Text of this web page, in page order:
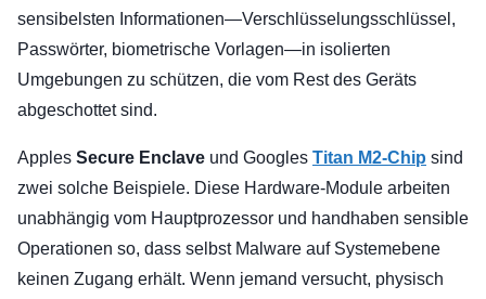
sensibelsten Informationen—Verschlüsselungsschlüssel,
Passwörter, biometrische Vorlagen—in isolierten
Umgebungen zu schützen, die vom Rest des Geräts
abgeschottet sind.
Apples Secure Enclave und Googles Titan M2-Chip sind
zwei solche Beispiele. Diese Hardware-Module arbeiten
unabhängig vom Hauptprozessor und handhaben sensible
Operationen so, dass selbst Malware auf Systemebene
keinen Zugang erhält. Wenn jemand versucht, physisch